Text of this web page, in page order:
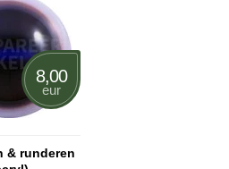
8,00
eur
& runderen